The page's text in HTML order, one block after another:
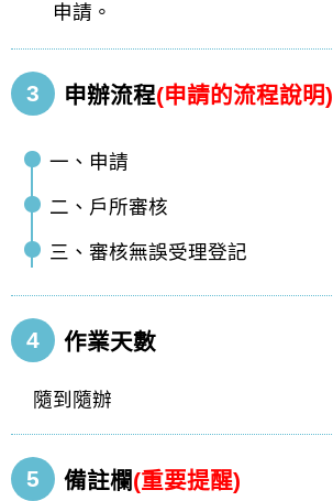
申請。
3 申辦流程(申請的流程說明)
一、申請
二、戶所審核
三、審核無誤受理登記
4 作業天數
隨到隨辦
5 備註欄(重要提醒)